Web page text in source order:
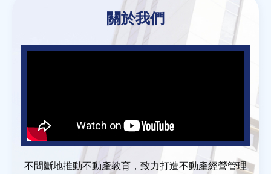
關於我們
不間斷地推動不動產教育，致力打造不動產經營管理